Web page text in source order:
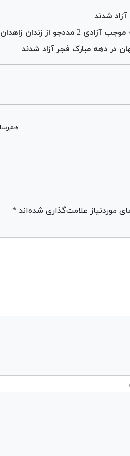
زندان زاهدان شد
موردنیاز علامت‌گذاری شده‌اند *